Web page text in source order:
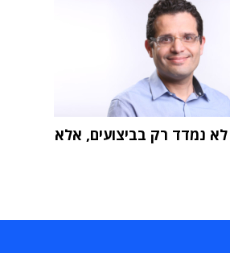
נמדד רק בביצועים, אלא